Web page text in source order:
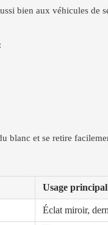
bien aux véhicules de
blanc et se retire
Usage principal
Éclat miroir,